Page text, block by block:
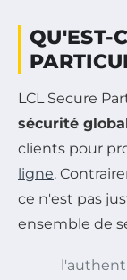
QU'EST-
LCL Secure
sécurité
clients pour
ligne.
ce n'est pas
ensemble de